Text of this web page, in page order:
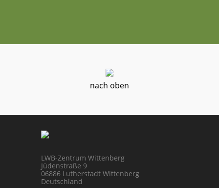
nach oben
LWB-Zentrum Wittenberg
Jüdenstraße 9
06886 Lutherstadt Wittenberg
Deutschland